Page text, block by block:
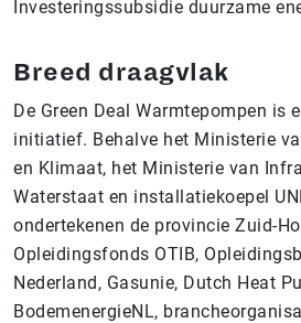
Investeringssubsidie duurzame
Breed draagvlak
De Green Deal Warmtepompen is
initiatief. Behalve het Ministerie
en Klimaat, het Ministerie van
Waterstaat en installatiekoepel
ondertekenen de provincie Zuid-
Opleidingsfonds OTIB,
Nederland, Gasunie, Dutch Heat
BodemenergieNL,